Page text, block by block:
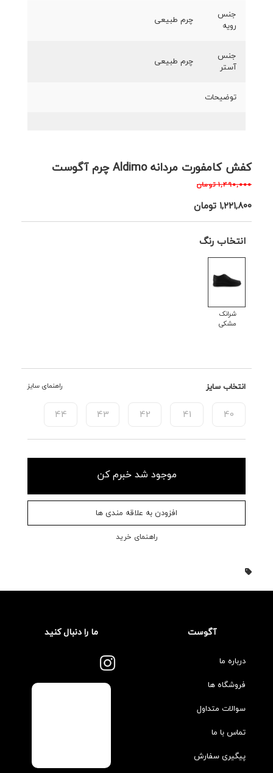
کفش کامفورت مردانه Aldimo چرم آگوست
۱,۴۹۰,۰۰۰ تومان
۱,۲۲۱,۸۰۰ تومان
انتخاب رنگ
شرانک
مشکی
انتخاب سایز راهنمای سایز
40
41
42
43
44
موجود شد خبرم کن
افزودن به علاقه مندی ها
راهنمای خرید
جنس
رویه
چرم طبیعی
جنس
آستر
چرم طبیعی
توضیحات
آگوست
درباره ما
فروشگاه ها
سوالات متداول
تماس با ما
پیگیری سفارش
ما را دنبال کنید